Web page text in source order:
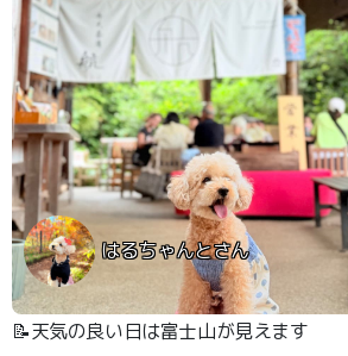
はるちゃんとさん
📝天気の良い日は富士山が見えます